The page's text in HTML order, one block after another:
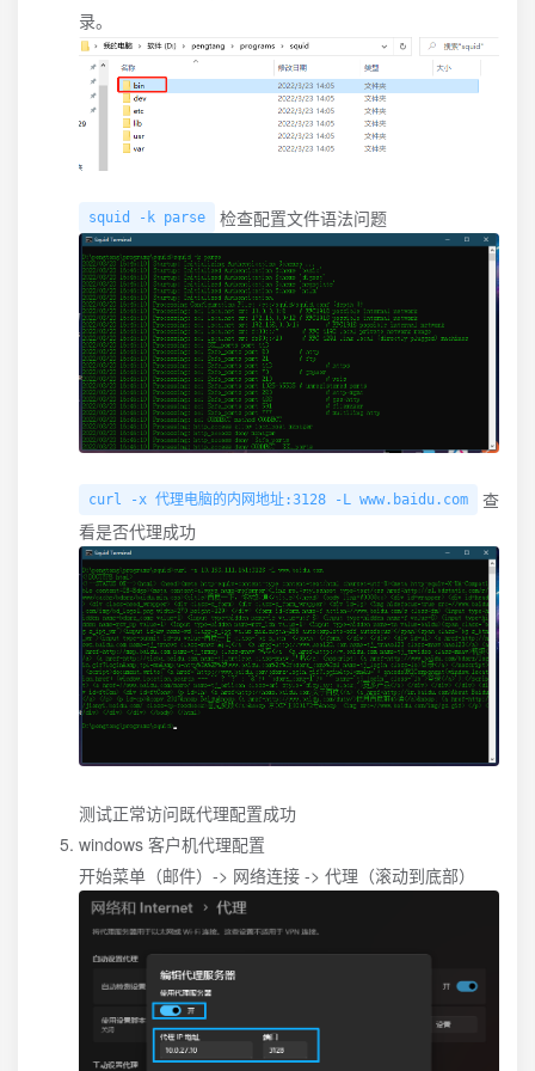
录。
squid -k parse 检查配置文件语法问题
curl -x 代理电脑的内网地址:3128 -L www.baidu.com
查
看是否代理成功
测试正常访问既代理配置成功
windows 客户机代理配置
开始菜单（邮件）-> 网络连接 -> 代理（滚动到底部）